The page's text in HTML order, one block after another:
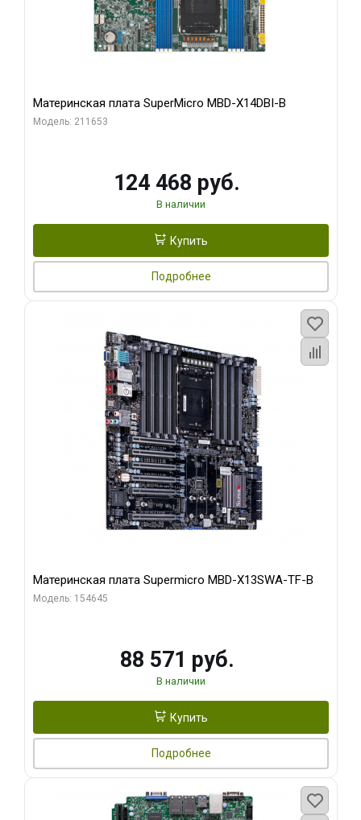
Материнская плата SuperMicro MBD-X14DBI-B
Модель: 211653
124 468 руб.
В наличии
Купить
Подробнее
Материнская плата Supermicro MBD-X13SWA-TF-B
Модель: 154645
88 571 руб.
В наличии
Купить
Подробнее